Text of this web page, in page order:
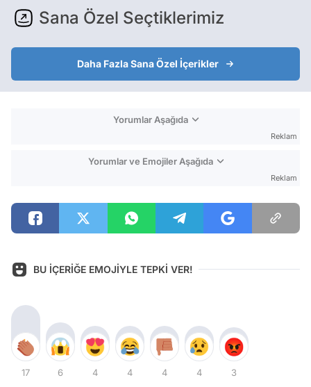
Sana Özel Seçtiklerimiz
Daha Fazla Sana Özel İçerikler
Yorumlar Aşağıda
Reklam
Yorumlar ve Emojiler Aşağıda
Reklam
BU İÇERİĞE EMOJİYLE TEPKİ VER!
17 6 4 4 4 4 3